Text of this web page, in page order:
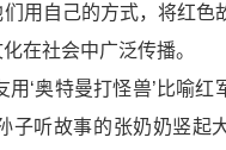
用自己的方式，将红色
在社会中广泛传播。
用‘奥特曼打怪兽’比喻红
子听故事的张奶奶竖起